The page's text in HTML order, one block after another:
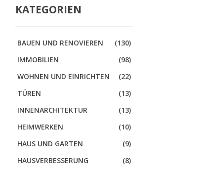
KATEGORIEN
BAUEN UND RENOVIEREN
(130)
IMMOBILIEN
(98)
WOHNEN UND EINRICHTEN
(22)
TÜREN
(13)
INNENARCHITEKTUR
(13)
HEIMWERKEN
(10)
HAUS UND GARTEN
(9)
HAUSVERBESSERUNG
(8)